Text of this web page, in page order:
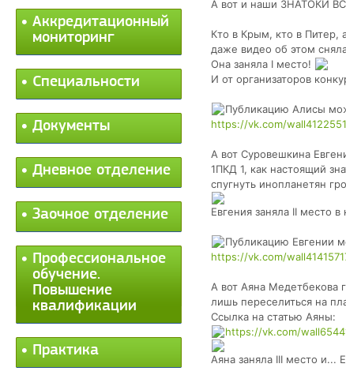
Аккредитационный
мониторинг
Специальности
Документы
Дневное отделение
Заочное отделение
Профессиональное
обучение.
Повышение
квалификации
Практика
А вот и наши ЗНАТОКИ
Кто в Крым, кто в Питер,
даже видео об этом
Она заняла I место!
И от организаторов
Публикацию Алисы
https://vk.com/
А вот Суровешкина
1ПКД 1, как настоящий
спугнуть инопланетян
Евгения заняла II место
Публикацию Евгении
https://vk.com/
А вот Аяна Медетбекова
лишь переселиться на
Ссылка на статью Аяны:
https://vk.com/
Аяна заняла III место и...